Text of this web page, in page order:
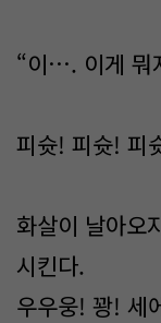
“이…. 이게 뭐
피슛! 피슛! 피
화살이 날아오
시킨다.
우우웅! 꽝! 세